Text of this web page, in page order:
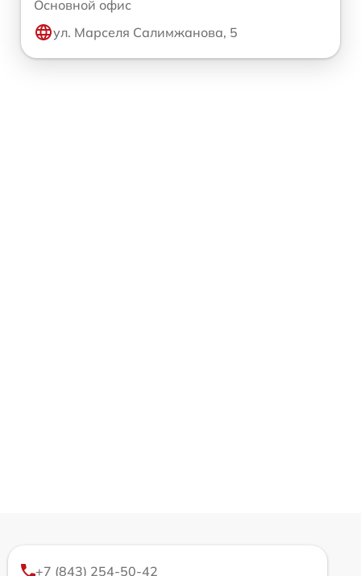
Основной офис
ул. Марселя Салимжанова, 5
+7 (843) 254-50-42